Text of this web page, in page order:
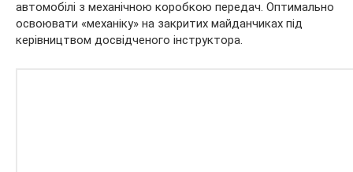
автомобілі з механічною коробкою передач. Оптимально
освоювати «механіку» на закритих майданчиках під
керівництвом досвідченого інструктора.